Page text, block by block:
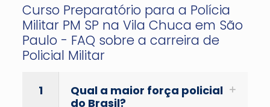
Curso Preparatório para a Polícia
Militar PM SP na Vila Chuca em São
Paulo - FAQ sobre a carreira de
Policial Militar
1
Qual a maior força policial
do Brasil?